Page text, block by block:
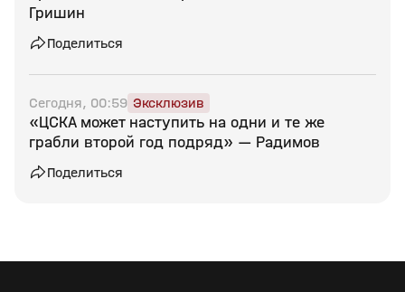
Гришин
Поделиться
Сегодня, 00:59 Эксклюзив
«ЦСКА может наступить на одни и те же
грабли второй год подряд» — Радимов
Поделиться